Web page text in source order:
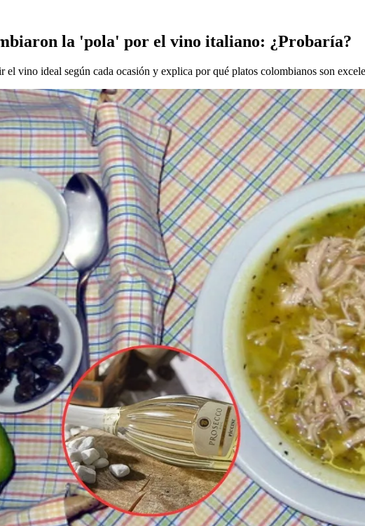
la 'pola' por el vino italiano: ¿Probaría?
vino ideal según cada ocasión y explica por qué platos colombianos son